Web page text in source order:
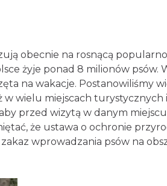
obecnie na rosnącą
żyje ponad 8 milionów psów.
na wakacje. Postanowiliśmy
w wielu miejscach
przed wizytą w danym
że ustawa o ochronie
wprowadzania psów na